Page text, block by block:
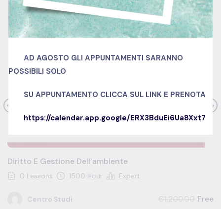
SALE
Diritto E Gestione Dell’ambiente
0 Lessons 1500 Hour Expert
Centro Studi Free
AD AGOSTO GLI APPUNTAMENTI SARANNO
POSSIBILI SOLO
SU APPUNTAMENTO CLICCA SUL LINK E PRENOTA
https://calendar.app.google/ERX3BduEi6Ua8Xxt7